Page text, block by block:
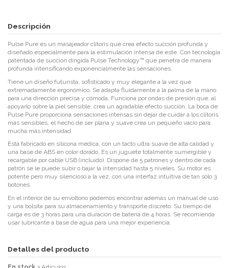
Descripción
Pulse Pure es un masajeador clítoris que crea efecto succión profunda y
diseñado especialmente para la estimulación intensa de este. Con tecnología
patentada de succión dirigida Pulse Technology™ que penetra de manera
profunda intensificando exponencialmente las sensaciones.
Tiene un diseño futurista, sofisticado y muy elegante a la vez que
extremadamente ergonómico. Se adapta fluidamente a la palma de la mano
para una dirección precisa y cómoda. Funciona por ondas de presión que, al
apoyarlo sobre la piel sensible, crea un agradable efecto succión. La boca de
Pulse Pure proporciona sensaciones intensas sin dejar de cuidar a los clítoris
más sensibles, el hecho de ser plana y suave crea un pequeño vacío para
mucha más intensidad.
Está fabricado en silicona médica, con un tacto ultra suave de alta calidad y
una base de ABS en color dorado. Es un juguete totalmente sumergible y
recargable por cable USB (incluido). Dispone de 5 patrones y dentro de cada
patrón se le puede subir o bajar la intensidad hasta 5 niveles. Su motor es
potente pero muy silencioso a la vez, con una interfaz intuitiva de tan sólo 3
botones.
En el interior de su envoltorio podemos encontrar además un manual de uso
y una bolsita para su almacenamiento y transporte discreto. Su tiempo de
carga es de 3 horas para una duración de batería de 4 horas. Se recomienda
usar lubricante a base de agua para una mejor experiencia.
Detalles del producto